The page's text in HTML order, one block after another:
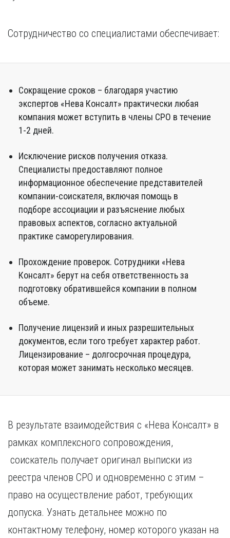
Сотрудничество со специалистами обеспечивает:
Сокращение сроков – благодаря участию
экспертов «Нева Консалт» практически любая
компания может вступить в члены СРО в течение
1-2 дней.
Исключение рисков получения отказа.
Специалисты предоставляют полное
информационное обеспечение представителей
компании-соискателя, включая помощь в
подборе ассоциации и разъяснение любых
правовых аспектов, согласно актуальной
практике саморегулирования.
Прохождение проверок. Сотрудники «Нева
Консалт» берут на себя ответственность за
подготовку обратившейся компании в полном
объеме.
Получение лицензий и иных разрешительных
документов, если того требует характер работ.
Лицензирование – долгосрочная процедура,
которая может занимать несколько месяцев.
В результате взаимодействия с «Нева Консалт» в
рамках комплексного сопровождения,
соискатель получает оригинал выписки из
реестра членов СРО и одновременно с этим –
право на осуществление работ, требующих
допуска. Узнать детальнее можно по
контактному телефону, номер которого указан на